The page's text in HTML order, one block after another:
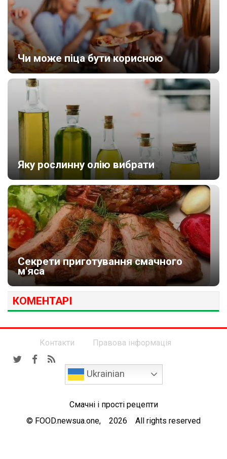
Чи може піца бути корисною
Яку рослинну олію вибрати
Секрети приготування смачного
м'яса
КОМЕНТАРІ
Контакти Правова інформація
Ukrainian
Смачні і прості рецепти
© FOOD.newsua.one, 2026 All rights reserved